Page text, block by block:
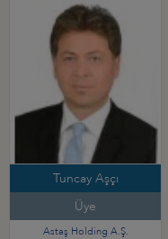
Tuncay Aşçı
Üye
Astaş Holding A.Ş.